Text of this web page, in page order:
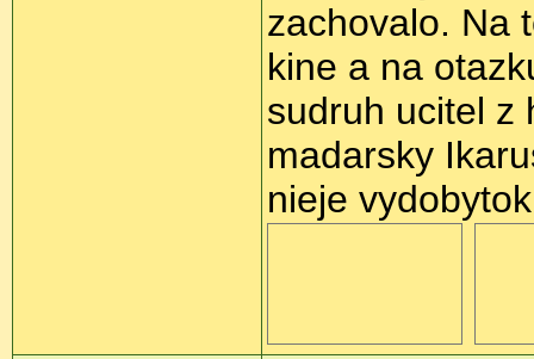
zachovalo. Na
kine a na
sudruh ucitel z
madarsky
nieje